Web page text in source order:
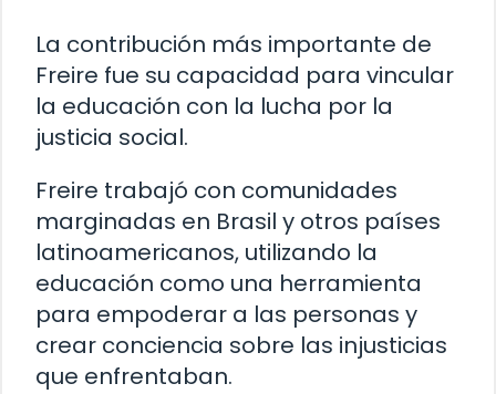
La contribución más importante de
Freire fue su capacidad para vincular
la educación con la lucha por la
justicia social.
Freire trabajó con comunidades
marginadas en Brasil y otros países
latinoamericanos, utilizando la
educación como una herramienta
para empoderar a las personas y
crear conciencia sobre las injusticias
que enfrentaban.